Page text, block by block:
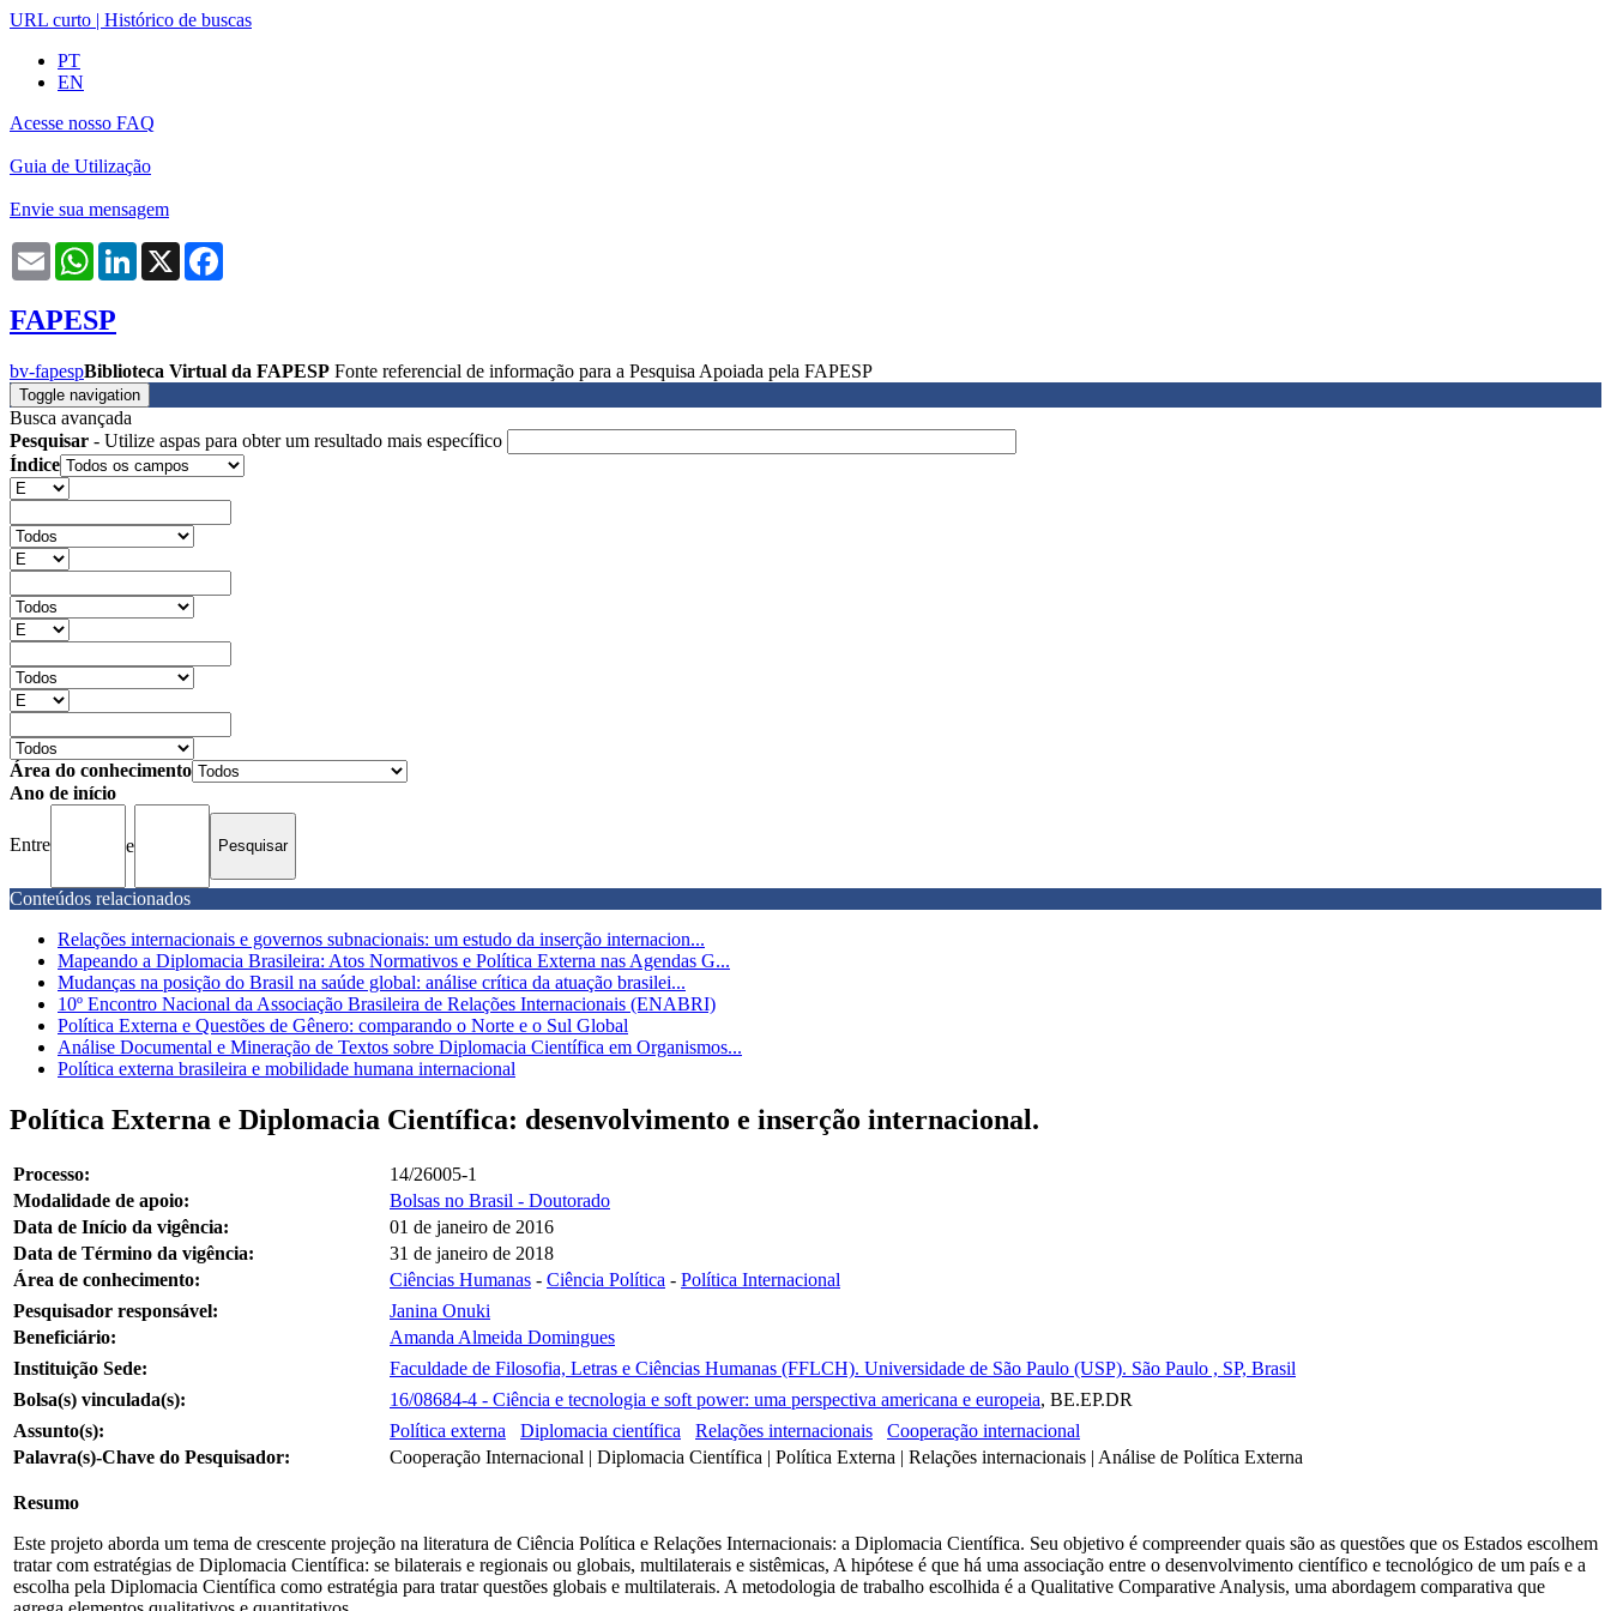
URL curto | Histórico de buscas
PT
EN
Acesse nosso FAQ
Guia de Utilização
Envie sua mensagem
Email WhatsAppLinkedIn
X
FAPESP
bv-fapespBiblioteca Virtual da FAPESP Fonte referencial de informação para a Pesquisa Apoiada pela FAPESP
Toggle navigation
Busca avançada
Pesquisar - Utilize aspas para obter um resultado mais específico
Índice
Área do conhecimento
Ano de início
Entre e
Conteúdos relacionados
Relações internacionais e governos subnacionais: um estudo da inserção internacion...
Mapeando a Diplomacia Brasileira: Atos Normativos e Política Externa nas Agendas G...
Mudanças na posição do Brasil na saúde global: análise crítica da atuação brasilei...
10º Encontro Nacional da Associação Brasileira de Relações Internacionais (ENABRI)
Política Externa e Questões de Gênero: comparando o Norte e o Sul Global
Análise Documental e Mineração de Textos sobre Diplomacia Científica em Organismos...
Política externa brasileira e mobilidade humana internacional
Política Externa e Diplomacia Científica: desenvolvimento e inserção internacional.
Processo:
14/26005-1
Modalidade de apoio:
Bolsas no Brasil - Doutorado
Data de Início da vigência:
01 de janeiro de 2016
Data de Término da vigência:
31 de janeiro de 2018
Área de conhecimento:
Ciências Humanas - Ciência Política - Política Internacional
Pesquisador responsável:
Janina Onuki
Beneficiário:
Amanda Almeida Domingues
Instituição Sede:
Faculdade de Filosofia, Letras e Ciências Humanas (FFLCH). Universidade de São Paulo (USP). São Paulo , SP, Brasil
Bolsa(s) vinculada(s):
16/08684-4 - Ciência e tecnologia e soft power: uma perspectiva americana e europeia, BE.EP.DR
Assunto(s):
Política externa Diplomacia científica Relações internacionais
Cooperação internacional
Palavra(s)-Chave do Pesquisador:
Cooperação Internacional | Diplomacia Científica | Política Externa | Relações internacionais | Análise de Política Externa
Resumo
Este projeto aborda um tema de crescente projeção na literatura de Ciência Política e Relações Internacionais: a Diplomacia Científica. Seu objetivo é compreender quais são as questões que os Estados escolhem
tratar com estratégias de Diplomacia Científica: se bilaterais e regionais ou globais, multilaterais e sistêmicas, A hipótese é que há uma associação entre o desenvolvimento científico e tecnológico de um país e a
escolha pela Diplomacia Científica como estratégia para tratar questões globais e multilaterais. A metodologia de trabalho escolhida é a Qualitative Comparative Analysis, uma abordagem comparativa que